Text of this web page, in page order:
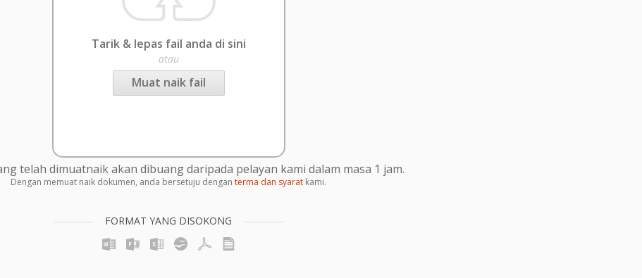
Tarik & lepas fail anda di sini
atau
Muat naik fail
telah dimuatnaik akan dibuang daripada pelayan kami dalam masa 1 jam.
Dengan memuat naik dokumen, anda bersetuju dengan terma dan syarat kami.
FORMAT YANG DISOKONG